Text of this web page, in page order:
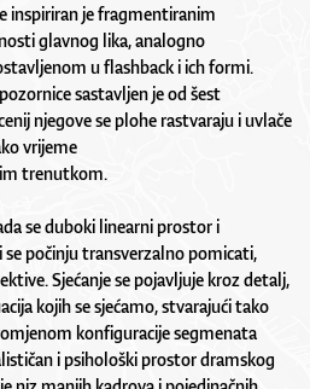
inspiriran je fragmentiranim
glavnog lika, analogno
u flashback i ich formi.
sastavljen je od šest
njegove se plohe rastvaraju i uvlače
vrijeme
trenutkom.
se duboki linearni prostor i
počinju transverzalno pomicati,
Sjećanje se pojavljuje kroz detalj,
kojih se sjećamo, stvarajući tako
konfiguracije segmenata
i psihološki prostor dramskog